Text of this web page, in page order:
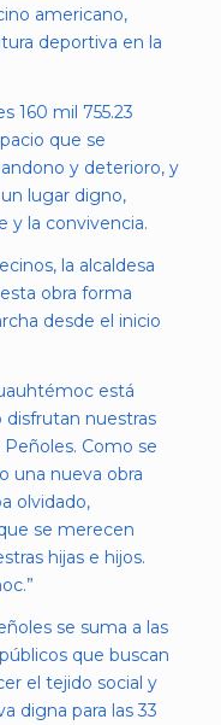
americano,
deportiva en la
160 mil 755.23
que se
y deterioro, y
lugar digno,
y la convivencia.
la alcaldesa
obra forma
desde el inicio
está
nuestras
Como se
una nueva obra
olvidado,
se merecen
hijas e hijos.
se suma a las
que buscan
el tejido social y
digna para las 33